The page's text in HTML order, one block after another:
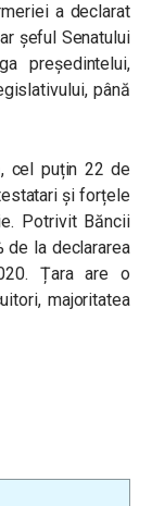
a declarat
șeful Senatului
președintelui,
până
cel puțin 22 de
și forțele
Potrivit Băncii
de la declararea
Țara are o
majoritatea